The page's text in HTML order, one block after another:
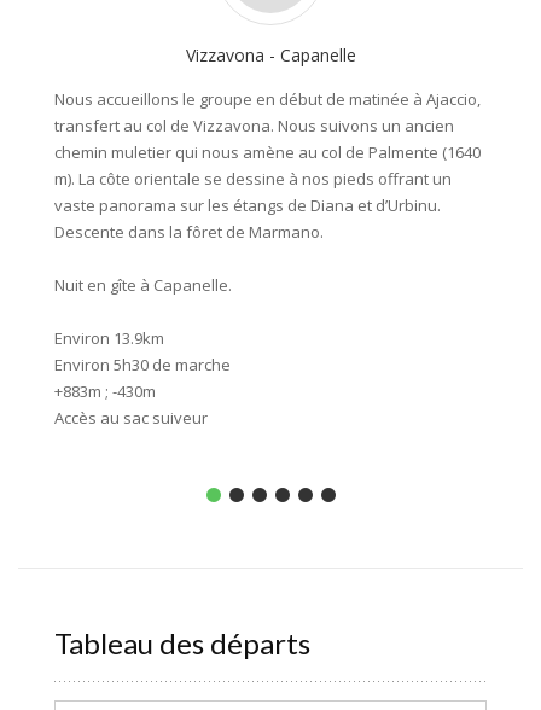
Vizzavona - Capanelle
Nous accueillons le groupe en début de matinée à Ajaccio,
transfert au col de Vizzavona. Nous suivons un ancien
chemin muletier qui nous amène au col de Palmente (1640
m). La côte orientale se dessine à nos pieds offrant un
vaste panorama sur les étangs de Diana et d’Urbinu.
Descente dans la fôret de Marmano.
Nuit en gîte à Capanelle.
Environ 13.9km
Environ 5h30 de marche
+883m ; -430m
Accès au sac suiveur
Tableau des départs